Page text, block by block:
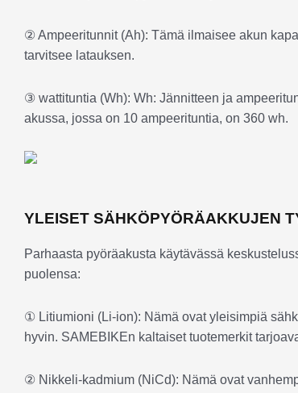
② Ampeeritunnit (Ah): Tämä ilmaisee akun
tarvitsee latauksen.
③ wattituntia (Wh): Wh: Jännitteen ja
akussa, jossa on 10 ampeerituntia, on 360 wh.
YLEISET SÄHKÖPYÖRÄAKKUJEN
Parhaasta pyöräakusta käytävässä
puolensa:
① Litiumioni (Li-ion): Nämä ovat yleisimpiä
hyvin. SAMEBIKEn kaltaiset tuotemerkit
② Nikkeli-kadmium (NiCd): Nämä ovat